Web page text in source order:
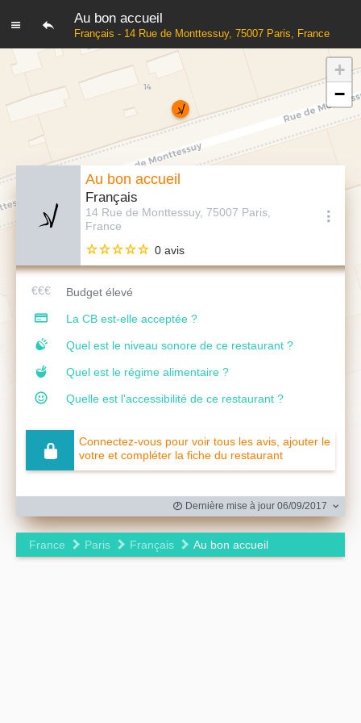
Au bon accueil
Français - 14 Rue de Monttessuy, 75007 Paris, France
Au bon accueil
Français
14 Rue de Monttessuy, 75007 Paris,
France
0 avis
Budget élevé
La CB est-elle acceptée ?
Quel est le niveau sonore de ce restaurant ?
Quel est le régime alimentaire ?
Quelle est l'accessibilité de ce restaurant ?
Connectez-vous pour voir tous les avis, ajouter le
votre et compléter la fiche du restaurant
Dernière mise à jour 06/09/2017
France Paris Français Au bon accueil
+
−